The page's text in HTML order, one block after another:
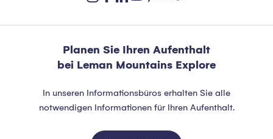
Planen Sie Ihren Aufenthalt
bei Leman Mountains Explore
In unseren Informationsbüros erhalten Sie alle
notwendigen Informationen für Ihren Aufenthalt.